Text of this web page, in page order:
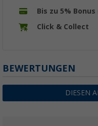
Bis zu 5%
Click & Collect
BEWERTUNGEN
DIESEN